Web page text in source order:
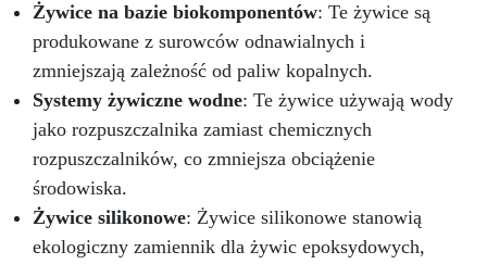
równomierny efekt.
Odpowiedni do
impregnacji drewna i innych porowatych
podłoży: pędzel z silikonu zapewnia
równomierne i precyzyjne nakładanie.
w czyszczeniu: pędzel z silikonu łatwo czyści
się ciepłą wodą i mydłem, co sprawia, że jest
łatwy w utrzymaniu w doskonałym stanie. Jeśli
chcesz nakładać żywice równomiernie i
precyzyjnie oraz oszczędzać pieniądze dzięki
narzędziu wielokrotnego użytku, kup już teraz
nasz pędzel z silikonu do żywic!
Żywice na bazie biokomponentów: Te żywice są
produkowane z surowców odnawialnych i
zmniejszają zależność od paliw kopalnych.
Systemy żywiczne wodne: Te żywice używają wody
jako rozpuszczalnika zamiast chemicznych
rozpuszczalników, co zmniejsza obciążenie
środowiska.
Żywice silikonowe: Żywice silikonowe stanowią
ekologiczny zamiennik dla żywic epoksydowych,